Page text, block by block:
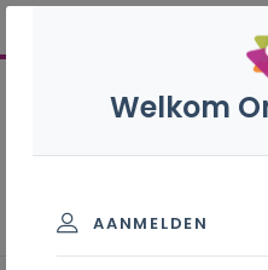
graad - D-finaliteit
Welkom
AANMELDEN